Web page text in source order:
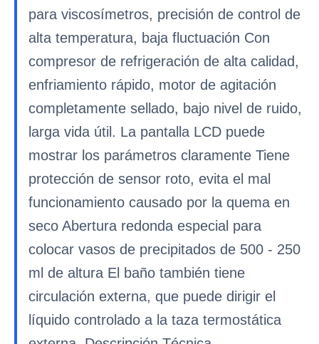
para viscosímetros, precisión de control de
alta temperatura, baja fluctuación Con
compresor de refrigeración de alta calidad,
enfriamiento rápido, motor de agitación
completamente sellado, bajo nivel de ruido,
larga vida útil. La pantalla LCD puede
mostrar los parámetros claramente Tiene
protección de sensor roto, evita el mal
funcionamiento causado por la quema en
seco Abertura redonda especial para
colocar vasos de precipitados de 500 - 250
ml de altura El baño también tiene
circulación externa, que puede dirigir el
líquido controlado a la taza termostática